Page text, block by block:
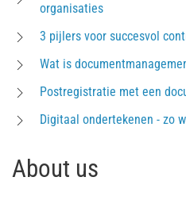
organisaties
3 pijlers voor succesvol
Wat is
Postregistratie met een
Digitaal ondertekenen - zo
About us